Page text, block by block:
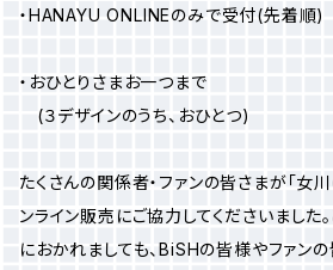
・HANAYU ONLINEのみで受付(先着順)
・おひとりさまお一つまで
(３デザインのうち、おひとつ)
たくさんの関係者・ファンの皆さまが「女
ンライン販売にご協力してくださいました
におかれましても、BiSHの皆様やファン